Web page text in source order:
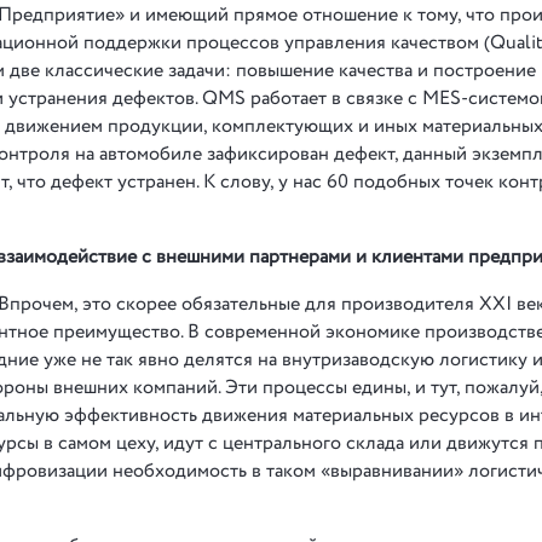
и имеющий прямое отношение к тому, что
поддержки процессов управления качеством
классические задачи: повышение качества и построение
дефектов. QMS работает в связке с MES-
продукции, комплектующих и иных
на автомобиле зафиксирован дефект, данный
что дефект устранен. К слову, у нас 60 подобных точек
с внешними партнерами и клиентами
это скорее обязательные для производителя XXI
преимущество. В современной экономике
уже не так явно делятся на внутризаводскую логистику и
внешних компаний. Эти процессы едины, и тут,
эффективность движения материальных ресурсов в
в самом цеху, идут с центрального склада или движутся
необходимость в таком «выравнивании»